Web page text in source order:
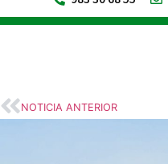
NOTICIA ANTERIOR